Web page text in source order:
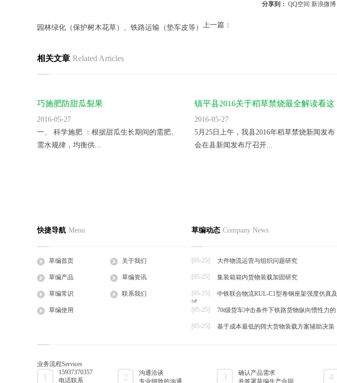
分享到： QQ空间 新浪微博
上一篇：
园林绿化（保护树木花草）、铁路运输（垫车皮等）
相关文章 Related Articles
巧施肥防甜瓜裂果
2016-05-27
一、 科学施肥 ：根据甜瓜生长期间的需肥、
需水规律，均衡供...
镇平县2016关于稻草禁烧最全解读看这
里。
2016-05-27
5月25日上午，我县2016年稻草禁烧新闻发布
会在县新闻发布厅召开...
2016-05-27
日光温室是靠太阳的热辐射来获得热量的，夜
间的热量也主要依...
2016-05-27
一、品种选择夏秋反季节栽培香菜，宜选用耐
湿热、耐病、抗逆...
草支垫
草棒
大棚草帘
草袋
草绳
草片
快捷导航 Menu
草编首页 关于我们
草编产品 草编资讯
草编常识 联系我们
草编使用
草编动态 Company News
[05-25] 大件物流运营与组织问题研究
[05-25] 集装箱箱内货物装载加固研究
[05-25]
中铁联合物流RUL-C1型卷钢座架强度仿真及
试
[05-25]
70t级货车冲击条件下铁路货物纵向惯性力的
[05-25] 基于成本最低的阔大货物装载方案辅助决策
业务流程Services
15937370357
电话联系
沟通洽谈
专业细致的沟通
确认产品需求
并签署草编生产合同